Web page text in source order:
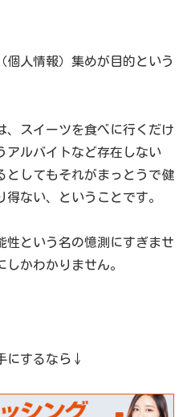
個人情報）集めが目的という
、スイーツを食べに行くだけ
アルバイトなど存在しない
としてもそれがまっとうで健
ない、ということです。
性という名の憶測にすぎませ
かわかりません。
にするなら↓